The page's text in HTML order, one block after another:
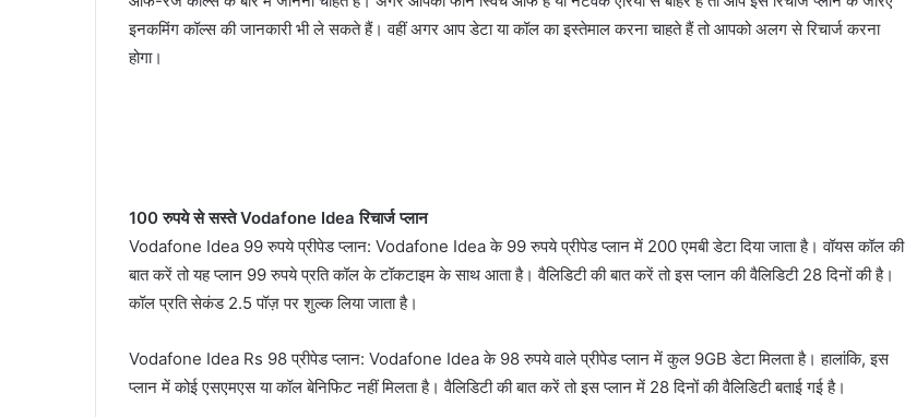
इनकमिंग कॉल्स की जानकारी भी ले सकते हैं। वहीं अगर आप डेटा या कॉल का इस्तेमाल करना चाहते हैं तो आपको अलग से रिचार्ज करना
होगा।
100 रुपये से सस्ते Vodafone Idea रिचार्ज प्लान
Vodafone Idea 99 रुपये प्रीपेड प्लान: Vodafone Idea के 99 रुपये प्रीपेड प्लान में 200 एमबी डेटा दिया जाता है। वॉयस कॉल की
बात करें तो यह प्लान 99 रुपये प्रति कॉल के टॉकटाइम के साथ आता है। वैलिडिटी की बात करें तो इस प्लान की वैलिडिटी 28 दिनों की है।
कॉल प्रति सेकंड 2.5 पॉज़ पर शुल्क लिया जाता है।
Vodafone Idea Rs 98 प्रीपेड प्लान: Vodafone Idea के 98 रुपये वाले प्रीपेड प्लान में कुल 9GB डेटा मिलता है। हालांकि, इस
प्लान में कोई एसएमएस या कॉल बेनिफिट नहीं मिलता है। वैलिडिटी की बात करें तो इस प्लान में 28 दिनों की वैलिडिटी बताई गई है।